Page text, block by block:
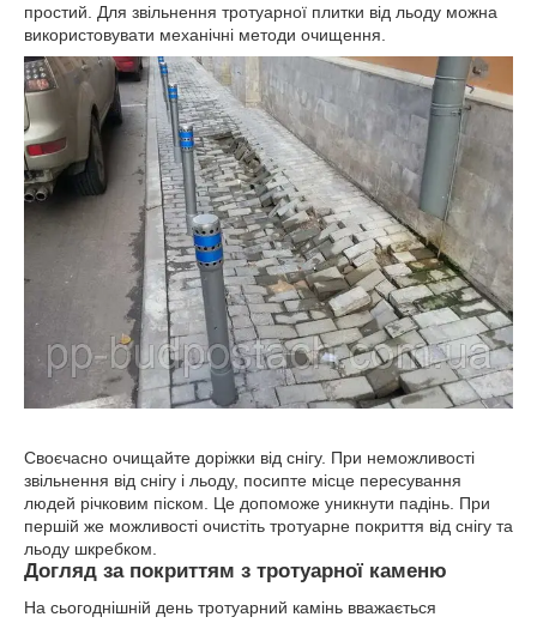
простий. Для звільнення тротуарної плитки від льоду можна
використовувати механічні методи очищення.
Своєчасно очищайте доріжки від снігу. При неможливості
звільнення від снігу і льоду, посипте місце пересування
людей річковим піском. Це допоможе уникнути падінь. При
першій же можливості очистіть тротуарне покриття від снігу та
льоду шкребком.
Догляд за покриттям з тротуарної каменю
На сьогоднішній день тротуарний камінь вважається